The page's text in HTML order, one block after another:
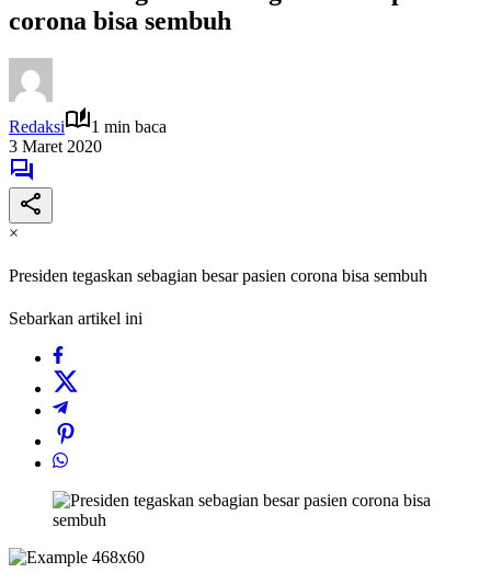
corona bisa sembuh
Redaksi
1 min baca
3 Maret 2020
×
Presiden tegaskan sebagian besar pasien corona bisa sembuh
Sebarkan artikel ini